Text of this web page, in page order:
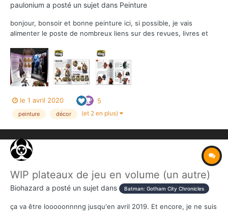
paulonium a posté un sujet dans Peinture
bonjour, bonsoir et bonne peinture ici, si possible, je vais
alimenter le poste de nombreux liens sur des revues, livres et
(vous pouvez alimenter aussi) : LIVRE ET SITE sur le site Andrea
à très petit prix la revue...
le 1 avril 2020 5
peinture décor (et 2 en plus)
WIP plateaux de jeu en volume (un autre)
Biohazard a posté un sujet dans Batman: Gotham City Chronicles
ça va être looooonnnng jusqu'en avril 2019. Et encore, je ne suis